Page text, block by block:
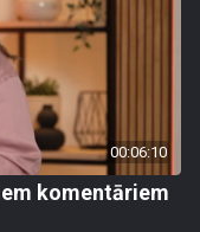
00:06:10
komentāriem